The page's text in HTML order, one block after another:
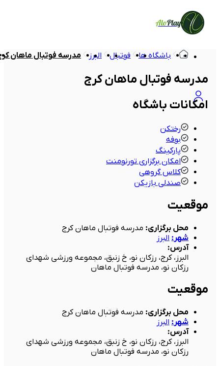
AloPlay
باشگاه ها فوتبال البرز مدرسه فوتبال ماهان
مدرسه فوتبال ماهان کرج
امکانات باشگاه
رختکن
بوفه
پارکینگ
امکان برگزاری تورنومنت
کلاس گروهی
صندلی بازیکن
موقعیت
محل برگزاری: مدرسه فوتبال ماهان کرج
شهر : البرز
آدرس:
البرز، کرج، رزکان نو، خ زنبق، مجموعه ورزشی شهدای
رزکان نو، مدرسه فوتبال ماهان
موقعیت
محل برگزاری: مدرسه فوتبال ماهان کرج
شهر: البرز
آدرس:
البرز، کرج، رزکان نو، خ زنبق، مجموعه ورزشی شهدای
رزکان نو، مدرسه فوتبال ماهان